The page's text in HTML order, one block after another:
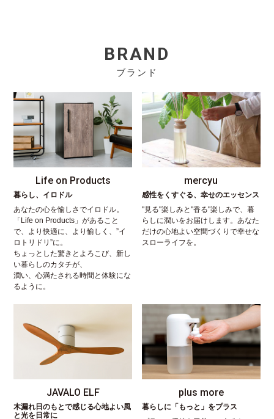
BRAND
ブランド
Life on Products
暮らし、イロドル
あなたの心を愉しさでイロドル。
「Life on Products」があること
で、より快適に、より愉しく、”イ
ロトリドリ”に。
ちょっとした驚きとよろこび、新し
い暮らしのカタチが、
潤い、心満たされる時間と体験にな
るように。
mercyu
感性をくすぐる、幸せのエッセンス
"見る"楽しみと"香る"楽しみで、暮
らしに潤いをお届けします。あなた
だけの心地よい空間づくりで幸せな
スローライフを。
JAVALO ELF
木漏れ日のもとで感じる心地よい風
と光を日常に
plus more
暮らしに「もっと」をプラス